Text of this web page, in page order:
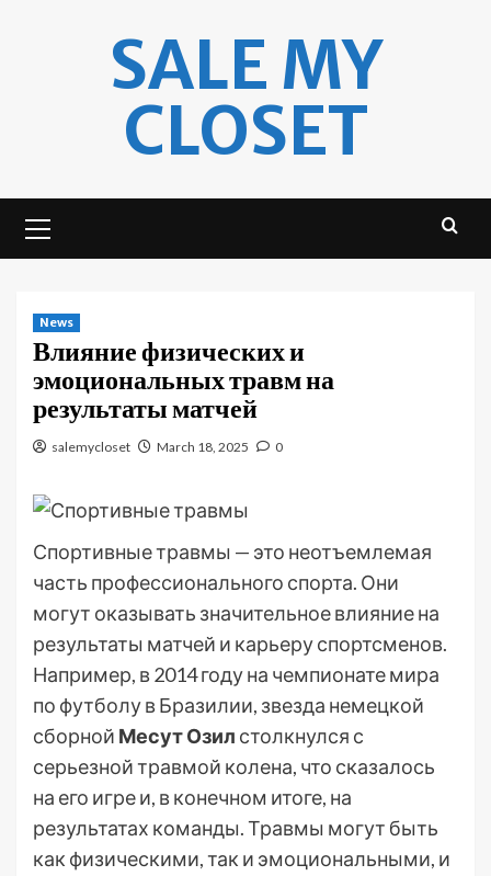
SALE MY
CLOSET
Menu
News
Влияние физических и
эмоциональных травм на
результаты матчей
salemycloset March 18, 2025 0
Спортивные травмы — это неотъемлемая
часть профессионального спорта. Они
могут оказывать значительное влияние на
результаты матчей и карьеру спортсменов.
Например, в 2014 году на чемпионате мира
по футболу в Бразилии, звезда немецкой
сборной Месут Озил столкнулся с
серьезной травмой колена, что сказалось
на его игре и, в конечном итоге, на
результатах команды. Травмы могут быть
как физическими, так и эмоциональными, и